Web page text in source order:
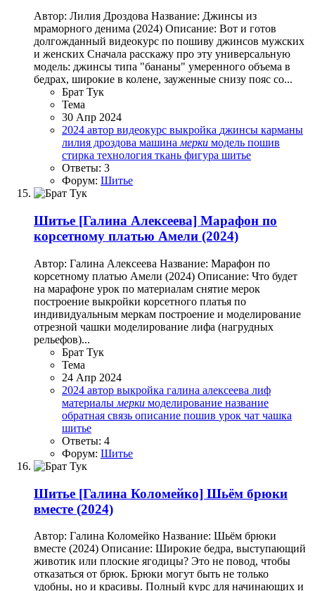
Автор: Лилия Дроздова Название: Джинсы из
мраморного денима (2024) Описание: Вот и готов
долгожданный видеокурс по пошиву джинсов мужских
и женских Сначала расскажу про эту универсальную
модель: джинсы типа "бананы" умеренного объема в
бедрах, широкие в колене, зауженные снизу пояс со...
Брат Тук
Тема
30 Апр 2024
2024 автор видеокурс выкройка джинсы карманы
лилия дроздова машинамерки модель пошив
стирка технология ткань фигура шитье
Ответы: 3
Форум: Шитье
Шитье [Галина Алексеева] Марафон по
корсетному платью Амели (2024)
Автор: Галина Алексеева Название: Марафон по
корсетному платью Амели (2024) Описание: Что будет
на марафоне урок по материалам снятие мерок
построение выкройки корсетного платья по
индивидуальным меркам построение и моделирование
отрезной чашки моделирование лифа (нагрудных
рельефов)...
Брат Тук
Тема
24 Апр 2024
2024 автор выкройка галина алексеева лиф
материалы мерки моделирование название
обратная связь описание пошив урок чат чашка
шитье
Ответы: 4
Форум: Шитье
Шитье [Галина Коломейко] Шьём брюки
вместе (2024)
Автор: Галина Коломейко Название: Шьём брюки
вместе (2024) Описание: Широкие бедра, выступающий
животик или плоские ягодицы? Это не повод, чтобы
отказаться от брюк. Брюки могут быть не только
удобны, но и красивы. Полный курс для начинающих и